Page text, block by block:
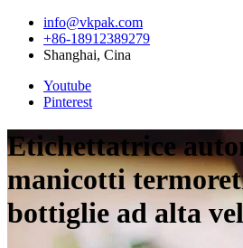
info@vkpak.com
+86-18912389279
Shanghai, Cina
Youtube
Pinterest
Etichettatrice
manicotti
bottiglie ad alta